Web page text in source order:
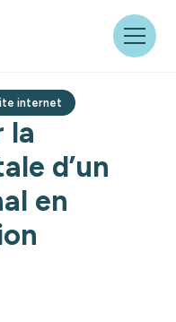
internet
la
d’un
en